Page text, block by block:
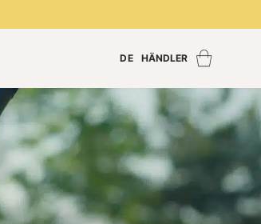
DE HÄNDLER
Händler finden
Händler Login
Händler werden